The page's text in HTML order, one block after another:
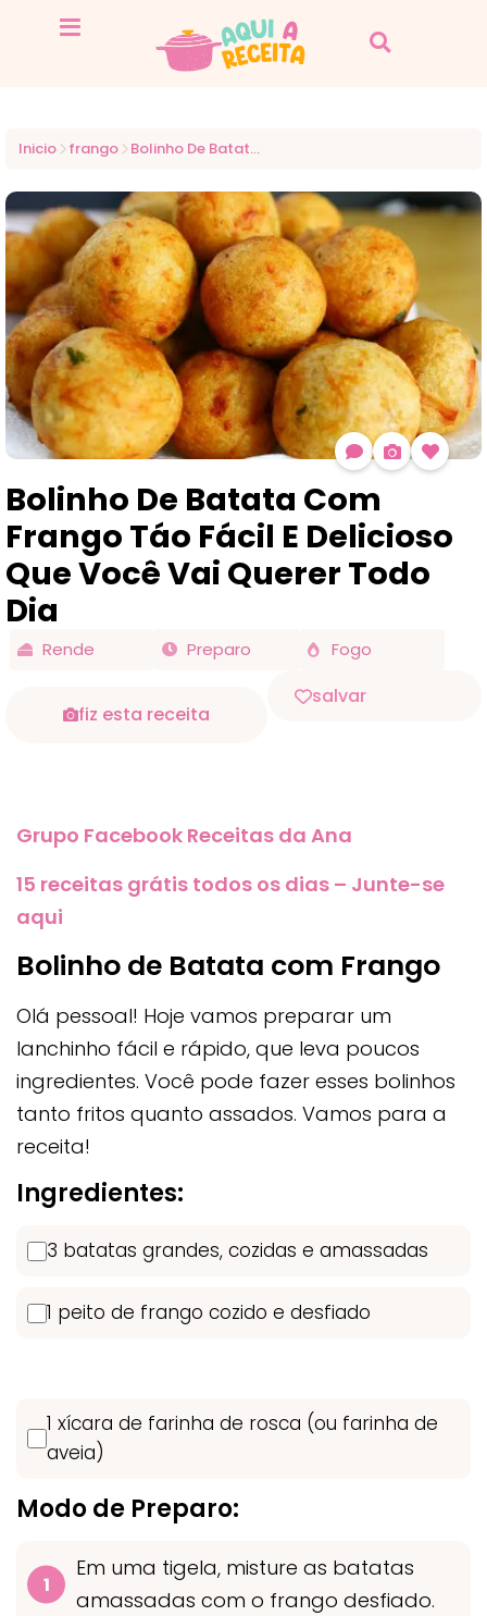
Inicio frango Bolinho De Batata Com Frango Táo Fácil E Delicioso Que Você Vai Querer Todo Dia
Bolinho De Batata Com
Frango Táo Fácil E Delicioso
Que Você Vai Querer Todo
Dia
Rende Preparo Fogo
fiz esta receita
salvar
Grupo Facebook Receitas da Ana
15 receitas grátis todos os dias – Junte-se
aqui
Bolinho de Batata com Frango
Olá pessoal! Hoje vamos preparar um
lanchinho fácil e rápido, que leva poucos
ingredientes. Você pode fazer esses bolinhos
tanto fritos quanto assados. Vamos para a
receita!
Ingredientes:
3 batatas grandes, cozidas e amassadas
1 peito de frango cozido e desfiado
1 xícara de farinha de rosca (ou farinha de
aveia)
Modo de Preparo:
Em uma tigela, misture as batatas
amassadas com o frango desfiado.